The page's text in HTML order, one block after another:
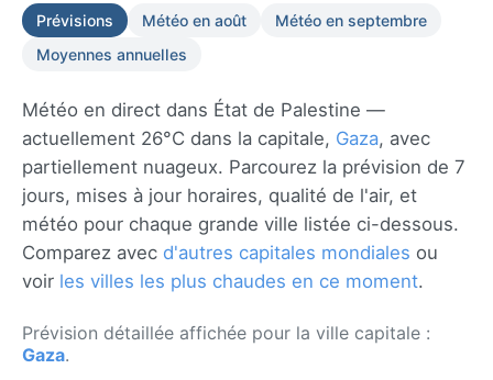
Prévisions Météo en août
Météo en septembre
Moyennes annuelles
Météo en direct dans État de Palestine —
actuellement 26°C dans la capitale, Gaza, avec
partiellement nuageux. Parcourez la prévision de 7
jours, mises à jour horaires, qualité de l'air, et
météo pour chaque grande ville listée ci-dessous.
Comparez avec d'autres capitales mondiales ou
voir les villes les plus chaudes en ce moment.
Prévision détaillée affichée pour la ville capitale :
Gaza.